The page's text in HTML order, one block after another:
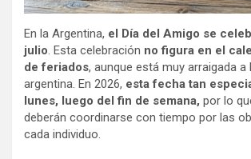
En la Argentina, el Día del Amigo se
julio. Esta celebración no figura en el
de feriados, aunque está muy arraigada a
argentina. En 2026, esta fecha tan
lunes, luego del fin de semana, por lo
deberán coordinarse con tiempo por las
cada individuo.